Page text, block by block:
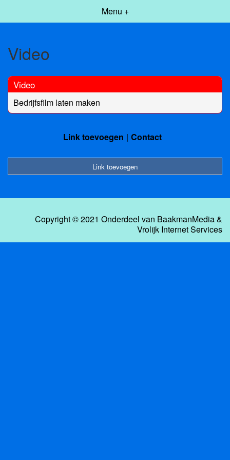
Menu +
Video
Video
Bedrijfsfilm laten maken
Link toevoegen Contact
Link toevoegen
Copyright © 2021 Onderdeel van BaakmanMedia&
Vrolijk Internet Services